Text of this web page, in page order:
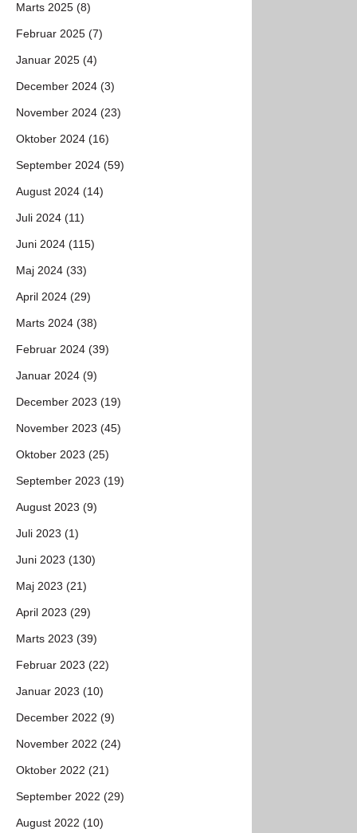
Marts 2025 (8)
Februar 2025 (7)
Januar 2025 (4)
December 2024 (3)
November 2024 (23)
Oktober 2024 (16)
September 2024 (59)
August 2024 (14)
Juli 2024 (11)
Juni 2024 (115)
Maj 2024 (33)
April 2024 (29)
Marts 2024 (38)
Februar 2024 (39)
Januar 2024 (9)
December 2023 (19)
November 2023 (45)
Oktober 2023 (25)
September 2023 (19)
August 2023 (9)
Juli 2023 (1)
Juni 2023 (130)
Maj 2023 (21)
April 2023 (29)
Marts 2023 (39)
Februar 2023 (22)
Januar 2023 (10)
December 2022 (9)
November 2022 (24)
Oktober 2022 (21)
September 2022 (29)
August 2022 (10)